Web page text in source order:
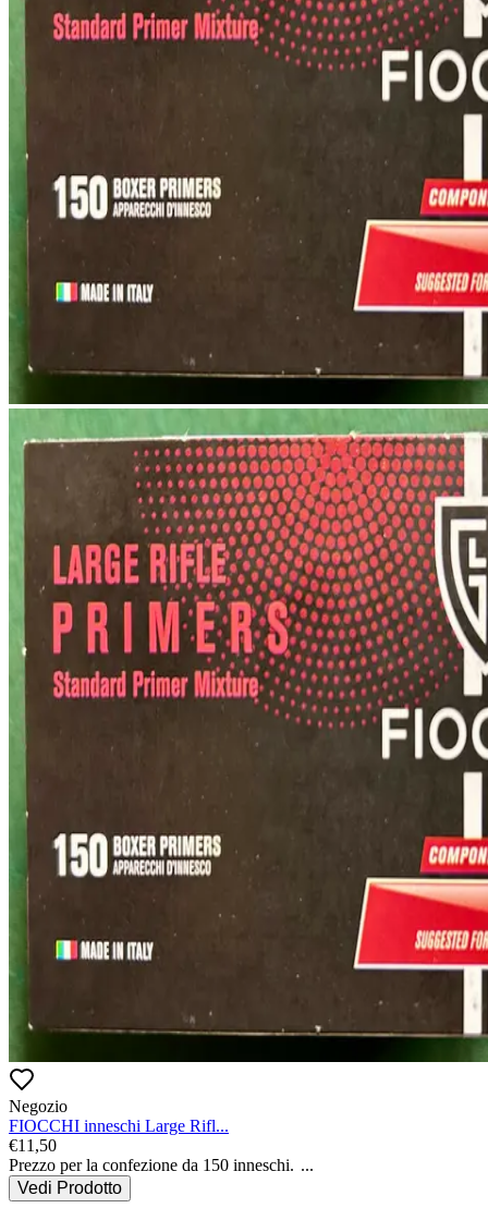
Negozio
FIOCCHI inneschi Large Rifl...
€11,50
Prezzo per la confezione da 150 inneschi. ...
Vedi Prodotto